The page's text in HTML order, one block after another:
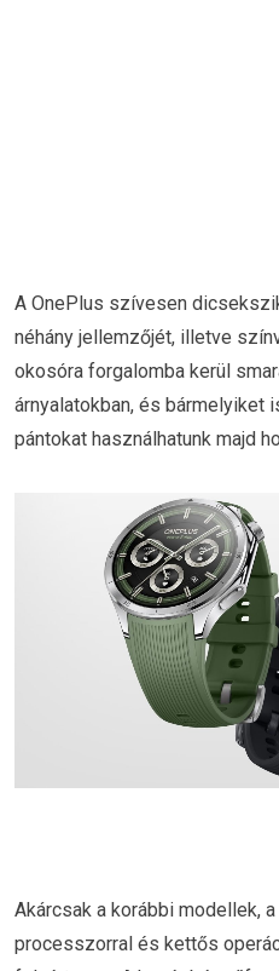
A OnePlus szívesen
néhány jellemzőjét, illetve
okosóra forgalomba kerül
árnyalatokban, és bármelyiket
pántokat használhatunk majd
Akárcsak a korábbi modellek,
processzorral és kettős